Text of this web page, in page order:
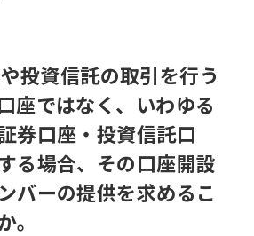
投資信託の取引を行う
座ではなく、いわゆる
券口座・投資信託口
る場合、その口座開設
バーの提供を求めるこ
。